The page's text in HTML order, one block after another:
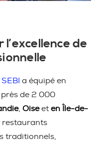
de
a équipé en
près de 2 000
, Oiseet en Île-de-
restaurants
traditionnels,